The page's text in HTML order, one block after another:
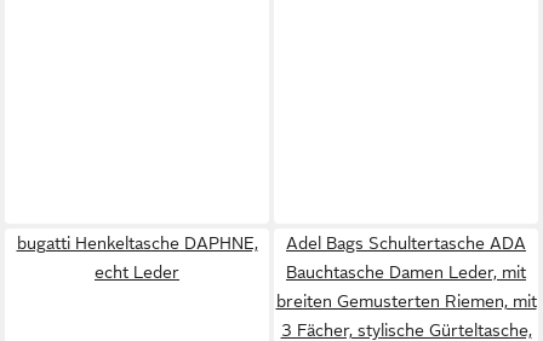
bugatti Henkeltasche DAPHNE,
echt Leder
Adel Bags Schultertasche ADA
Bauchtasche Damen Leder, mit
breiten Gemusterten Riemen, mit
3 Fächer, stylische Gürteltasche,